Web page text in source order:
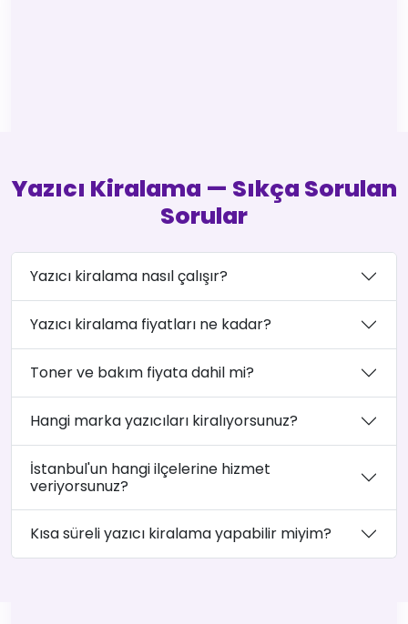
Yazıcı Kiralama — Sıkça Sorulan
Sorular
Yazıcı kiralama nasıl çalışır?
Yazıcı kiralama fiyatları ne kadar?
Toner ve bakım fiyata dahil mi?
Hangi marka yazıcıları kiralıyorsunuz?
İstanbul'un hangi ilçelerine hizmet
veriyorsunuz?
Kısa süreli yazıcı kiralama yapabilir miyim?